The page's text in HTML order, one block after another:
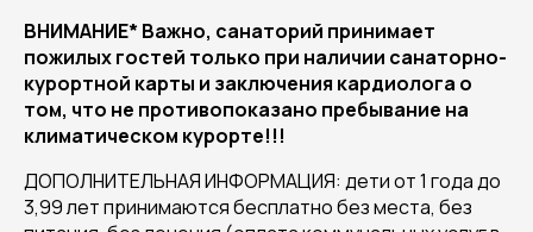
ВНИМАНИЕ* Важно, санаторий принимает
пожилых гостей только при наличии санаторно-
курортной карты и заключения кардиолога о
том, что не противопоказано пребывание на
климатическом курорте!!!
ДОПОЛНИТЕЛЬНАЯ ИНФОРМАЦИЯ: дети от 1 года до
3,99 лет принимаются бесплатно без места, без